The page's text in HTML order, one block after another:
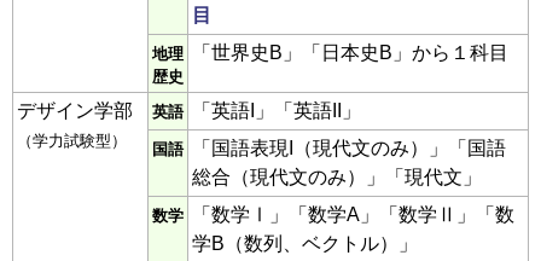
目
地理
歴史
「世界史B」「日本史B」から１科目
デザイン学部
（学力試験型）
英語 「英語I」「英語II」
国語
「国語表現I（現代文のみ）」「国語
総合（現代文のみ）」「現代文」
数学
「数学Ⅰ」「数学A」「数学Ⅱ」「数
学B（数列、ベクトル）」